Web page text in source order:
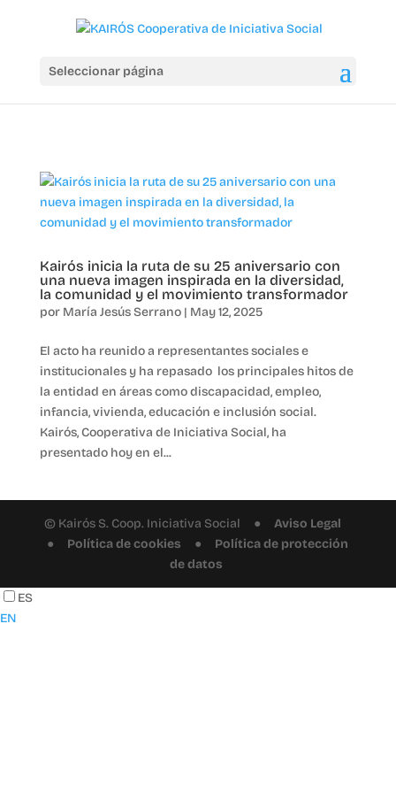
Seleccionar página
Kairós inicia la ruta de su 25 aniversario con
una nueva imagen inspirada en la diversidad,
la comunidad y el movimiento transformador
por María Jesús Serrano| May 12, 2025
El acto ha reunido a representantes sociales e
institucionales y ha repasado los principales hitos de
la entidad en áreas como discapacidad, empleo,
infancia, vivienda, educación e inclusión social.
Kairós, Cooperativa de Iniciativa Social, ha
presentado hoy en el...
© Kairós S. Coop. Iniciativa Social ● Aviso Legal
● Política de cookies ● Política de protección
de datos
ES
EN